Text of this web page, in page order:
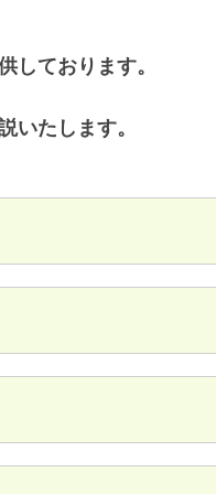
しております。
いたします。